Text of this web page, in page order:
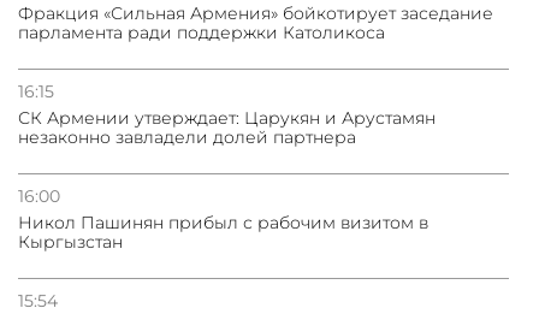
Фракция «Сильная Армения» бойкотирует заседание
парламента ради поддержки Католикоса
16:15
СК Армении утверждает: Царукян и Арустамян
незаконно завладели долей партнера
16:00
Никол Пашинян прибыл с рабочим визитом в
Кыргызстан
15:54